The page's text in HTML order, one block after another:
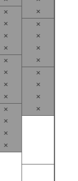
×
×
×
×
×
×
×
×
×
×
×
×
×
×
×
×
×
×
×
×
×